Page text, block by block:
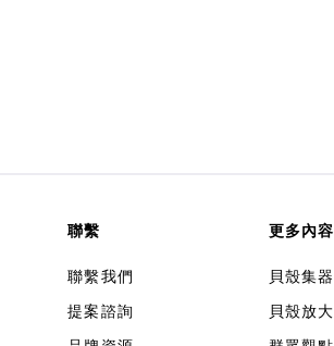
聯繫
聯繫我們
提案諮詢
更多內容
貝殼集器
貝殼放大